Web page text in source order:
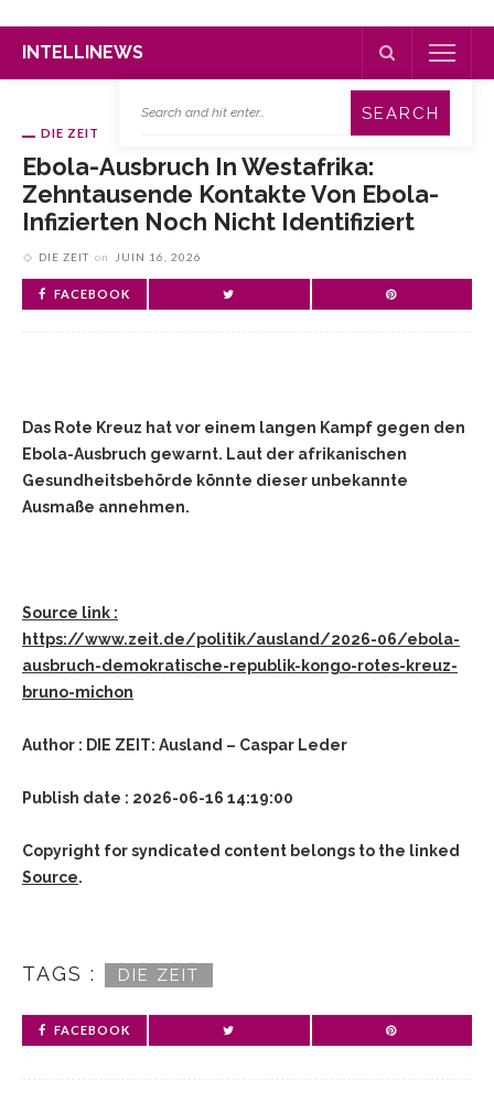
INTELLINEWS
DIE ZEIT
Ebola-Ausbruch In Westafrika:
Zehntausende Kontakte Von Ebola-
Infizierten Noch Nicht Identifiziert
DIE ZEIT on JUIN 16, 2026
FACEBOOK
Das Rote Kreuz hat vor einem langen Kampf gegen den
Ebola-Ausbruch gewarnt. Laut der afrikanischen
Gesundheitsbehörde könnte dieser unbekannte
Ausmaße annehmen.
Source link :
https://www.zeit.de/politik/ausland/2026-06/ebola-
ausbruch-demokratische-republik-kongo-rotes-kreuz-
bruno-michon
Author : DIE ZEIT: Ausland – Caspar Leder
Publish date : 2026-06-16 14:19:00
Copyright for syndicated content belongs to the linked
Source.
TAGS : DIE ZEIT
FACEBOOK